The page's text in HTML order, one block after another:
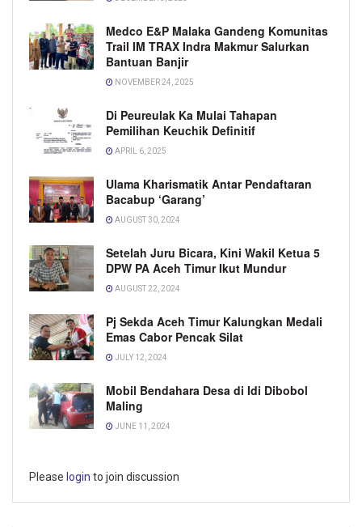
Medco E&P Malaka Gandeng Komunitas
Trail IM TRAX Indra Makmur Salurkan
Bantuan Banjir
NOVEMBER 24, 2025
Di Peureulak Ka Mulai Tahapan
Pemilihan Keuchik Definitif
APRIL 6, 2025
Ulama Kharismatik Antar Pendaftaran
Bacabup ‘Garang’
AUGUST 30, 2024
Setelah Juru Bicara, Kini Wakil Ketua 5
DPW PA Aceh Timur Ikut Mundur
AUGUST 22, 2024
Pj Sekda Aceh Timur Kalungkan Medali
Emas Cabor Pencak Silat
JULY 12, 2024
Mobil Bendahara Desa di Idi Dibobol
Maling
JUNE 11, 2024
Please login to join discussion